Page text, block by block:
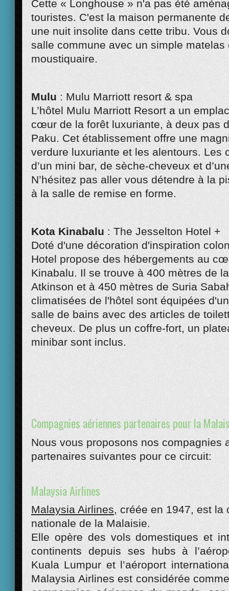
Cette « Longhouse » n'a pas été
touristes. C'est la maison permanente
une nuit insolite dans cette tribu. Vous
salle commune avec un simple matelas
moustiquaire.
Mulu : Mulu Marriott resort & spa
L’hôtel Mulu Marriott Resort a un
cœur de la forêt luxuriante, à deux pas
Paku. Cet établissement offre une
verdure luxuriante et les alentours. Les
d’un mini bar, de sèche-cheveux et
N’hésitez pas aller vous détendre à la
à la salle de remise en forme.
Kota Kinabalu : The Jesselton Hotel +
Doté d'une décoration d'inspiration
Hotel propose des hébergements au
Kinabalu. Il se trouve à 400 mètres de
Atkinson et à 450 mètres de Suria
climatisées de l'hôtel sont équipées
salle de bains avec des articles de
cheveux. De plus un coffre-fort, un
minibar sont inclus.
Compagnies aériennes partenaires pour la
Nous vous proposons nos compagnies
partenaires suivantes pour ce circuit:
Malaysia Airlines
Malaysia Airlines, créée en 1947, est la
nationale de la Malaisie.
Elle opère des vols domestiques et
continents depuis ses hubs à
Kuala Lumpur et l’aéroport
Malaysia Airlines est considérée